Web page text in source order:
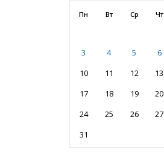
Пн Вт Ср Чт
3
4 5 6
10
11 12 13
17
18 19 20
24
25 26 27
31